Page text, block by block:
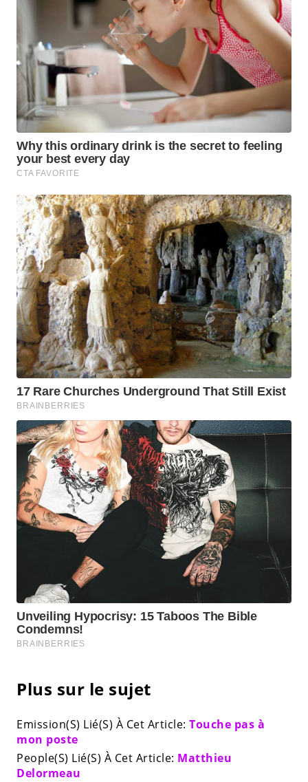
Plus sur le sujet
Emission(S) Lié(S) À Cet Article: Touche pas à
mon poste
People(S) Lié(S) À Cet Article: Matthieu
Delormeau